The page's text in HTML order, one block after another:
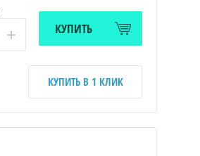
+ КУПИТЬ
КУПИТЬ В 1 КЛИК